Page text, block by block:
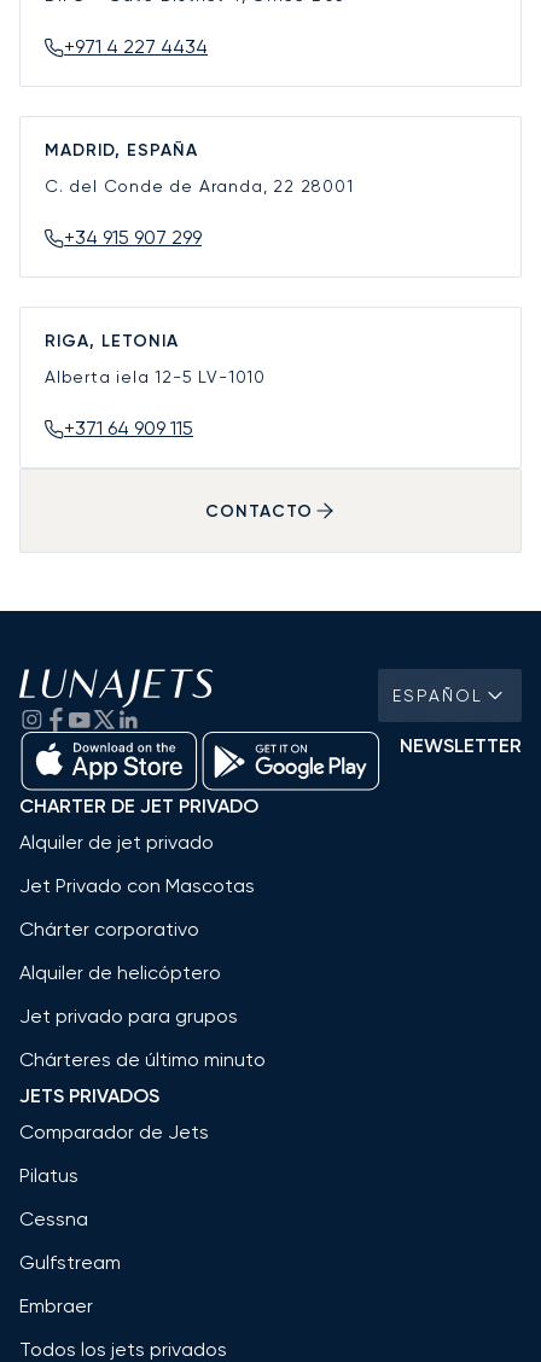
+971 4 227 4434
MADRID, ESPAÑA
C. del Conde de Aranda, 22 28001
+34 915 907 299
RIGA, LETONIA
Alberta iela 12-5 LV-1010
+371 64 909 115
CONTACTO
ESPAÑOL
NEWSLETTER
CHARTER DE JET PRIVADO
Alquiler de jet privado
Jet Privado con Mascotas
Chárter corporativo
Alquiler de helicóptero
Jet privado para grupos
Chárteres de último minuto
JETS PRIVADOS
Comparador de Jets
Pilatus
Cessna
Gulfstream
Embraer
Todos los jets privados